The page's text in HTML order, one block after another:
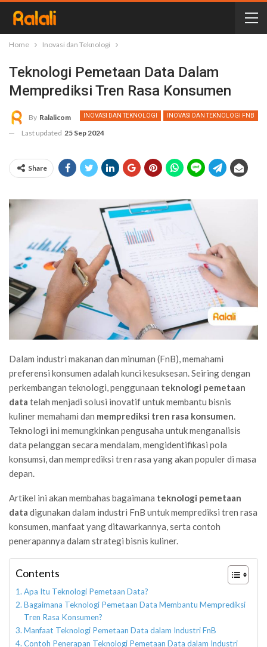
Home Inovasi dan Teknologi
Teknologi Pemetaan Data Dalam
Memprediksi Tren Rasa Konsumen
INOVASI DAN TEKNOLOGI INOVASI DAN TEKNOLOGI FNB
By Ralalicom
Last updated 25 Sep 2024
Share
Dalam industri makanan dan minuman (FnB), memahami
preferensi konsumen adalah kunci kesuksesan. Seiring dengan
perkembangan teknologi, penggunaan teknologi pemetaan
data telah menjadi solusi inovatif untuk membantu bisnis
kuliner memahami dan memprediksi tren rasa konsumen.
Teknologi ini memungkinkan pengusaha untuk menganalisis
data pelanggan secara mendalam, mengidentifikasi pola
konsumsi, dan memprediksi tren rasa yang akan populer di masa
depan.
Artikel ini akan membahas bagaimana teknologi pemetaan
data digunakan dalam industri FnB untuk memprediksi tren rasa
konsumen, manfaat yang ditawarkannya, serta contoh
penerapannya dalam strategi bisnis kuliner.
Contents
Apa Itu Teknologi Pemetaan Data?
Bagaimana Teknologi Pemetaan Data Membantu Memprediksi
Tren Rasa Konsumen?
Manfaat Teknologi Pemetaan Data dalam Industri FnB
Contoh Penerapan Teknologi Pemetaan Data dalam Industri